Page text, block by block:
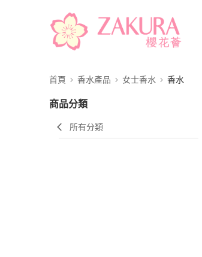
首頁 香水產品 女士香水 香水
商品分類
所有分類